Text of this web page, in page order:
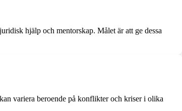
hjälp och mentorskap. Målet är att ge dessa
variera beroende på konflikter och kriser i olika